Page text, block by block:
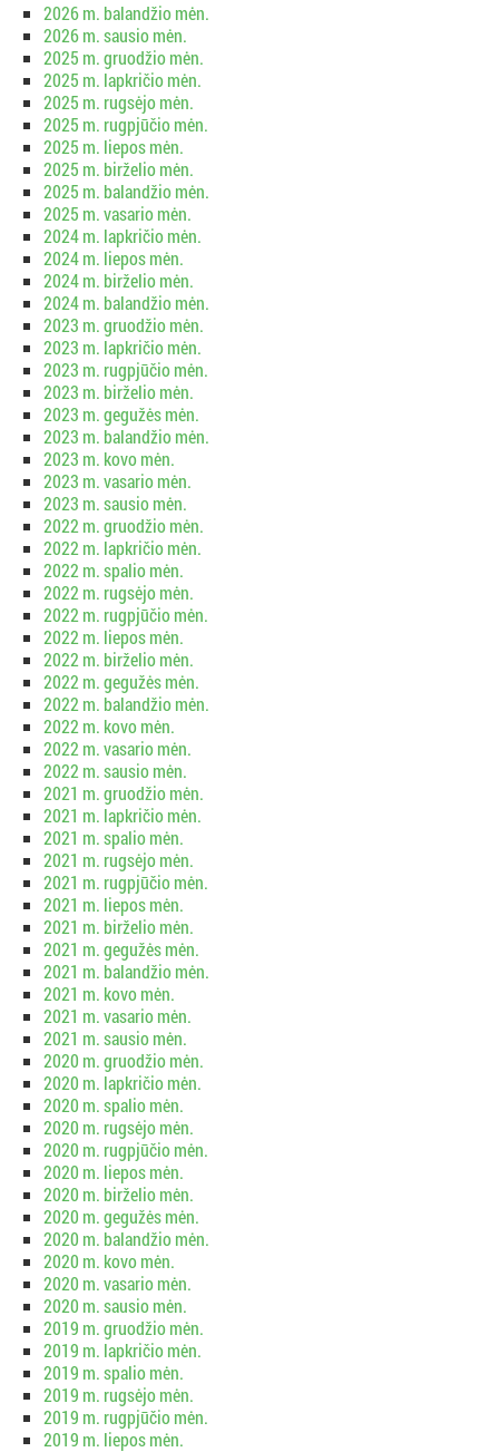
2026 m. balandžio mėn.
2026 m. sausio mėn.
2025 m. gruodžio mėn.
2025 m. lapkričio mėn.
2025 m. rugsėjo mėn.
2025 m. rugpjūčio mėn.
2025 m. liepos mėn.
2025 m. birželio mėn.
2025 m. balandžio mėn.
2025 m. vasario mėn.
2024 m. lapkričio mėn.
2024 m. liepos mėn.
2024 m. birželio mėn.
2024 m. balandžio mėn.
2023 m. gruodžio mėn.
2023 m. lapkričio mėn.
2023 m. rugpjūčio mėn.
2023 m. birželio mėn.
2023 m. gegužės mėn.
2023 m. balandžio mėn.
2023 m. kovo mėn.
2023 m. vasario mėn.
2023 m. sausio mėn.
2022 m. gruodžio mėn.
2022 m. lapkričio mėn.
2022 m. spalio mėn.
2022 m. rugsėjo mėn.
2022 m. rugpjūčio mėn.
2022 m. liepos mėn.
2022 m. birželio mėn.
2022 m. gegužės mėn.
2022 m. balandžio mėn.
2022 m. kovo mėn.
2022 m. vasario mėn.
2022 m. sausio mėn.
2021 m. gruodžio mėn.
2021 m. lapkričio mėn.
2021 m. spalio mėn.
2021 m. rugsėjo mėn.
2021 m. rugpjūčio mėn.
2021 m. liepos mėn.
2021 m. birželio mėn.
2021 m. gegužės mėn.
2021 m. balandžio mėn.
2021 m. kovo mėn.
2021 m. vasario mėn.
2021 m. sausio mėn.
2020 m. gruodžio mėn.
2020 m. lapkričio mėn.
2020 m. spalio mėn.
2020 m. rugsėjo mėn.
2020 m. rugpjūčio mėn.
2020 m. liepos mėn.
2020 m. birželio mėn.
2020 m. gegužės mėn.
2020 m. balandžio mėn.
2020 m. kovo mėn.
2020 m. vasario mėn.
2020 m. sausio mėn.
2019 m. gruodžio mėn.
2019 m. lapkričio mėn.
2019 m. spalio mėn.
2019 m. rugsėjo mėn.
2019 m. rugpjūčio mėn.
2019 m. liepos mėn.